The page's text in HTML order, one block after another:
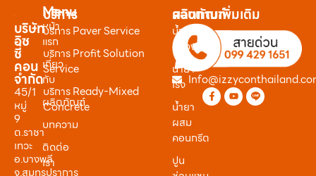
บริษัท
อิซ
ซี่
คอน
จำกัด
45/1
หมู่
9
ต.ราชา
เทวะ
อ.บางพลี
จ.สมุทรปราการ
Menu
หน้า
แรก
เกี่ยว
กับ
ผลิตภัณฑ์
บทความ
ติดต่อ
เรา
บริการ
บริการ Paver Service
บริการ Profit Solution
Service
บริการ Ready-Mixed
Concrete
ผลิตภัณฑ์
น้ำยา
หน่วง
น้ำยา
เร่ง
น้ำยา
ผสม
คอนกรีต
ปูน
สอบถามเพิ่มเติม